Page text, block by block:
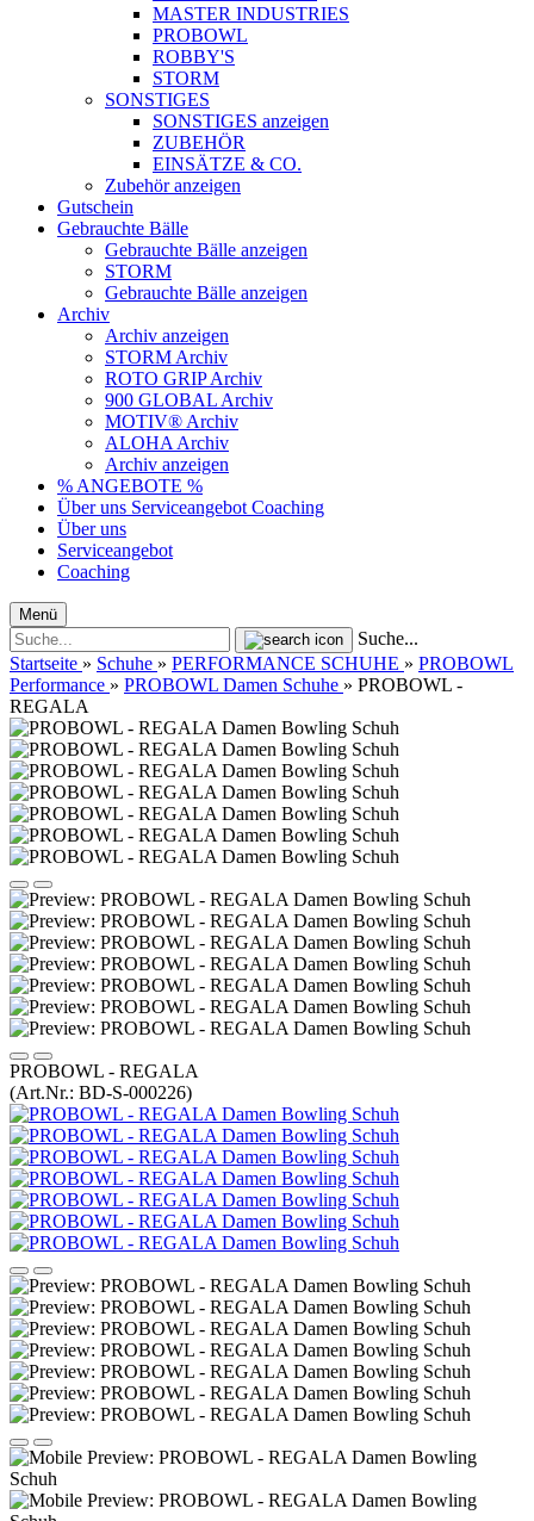
MASTER INDUSTRIES
PROBOWL
ROBBY'S
STORM
SONSTIGES
SONSTIGES anzeigen
ZUBEHÖR
EINSÄTZE & CO.
Zubehör anzeigen
Gutschein
Gebrauchte Bälle
Gebrauchte Bälle anzeigen
STORM
Gebrauchte Bälle anzeigen
Archiv
Archiv anzeigen
STORM Archiv
ROTO GRIP Archiv
900 GLOBAL Archiv
MOTIV® Archiv
ALOHA Archiv
Archiv anzeigen
% ANGEBOTE %
Über uns Serviceangebot Coaching
Über uns
Serviceangebot
Coaching
Menü
Suche...
Startseite » Schuhe » PERFORMANCE SCHUHE » PROBOWL
Performance » PROBOWL Damen Schuhe » PROBOWL -
REGALA
PROBOWL - REGALA
(Art.Nr.: BD-S-000226)